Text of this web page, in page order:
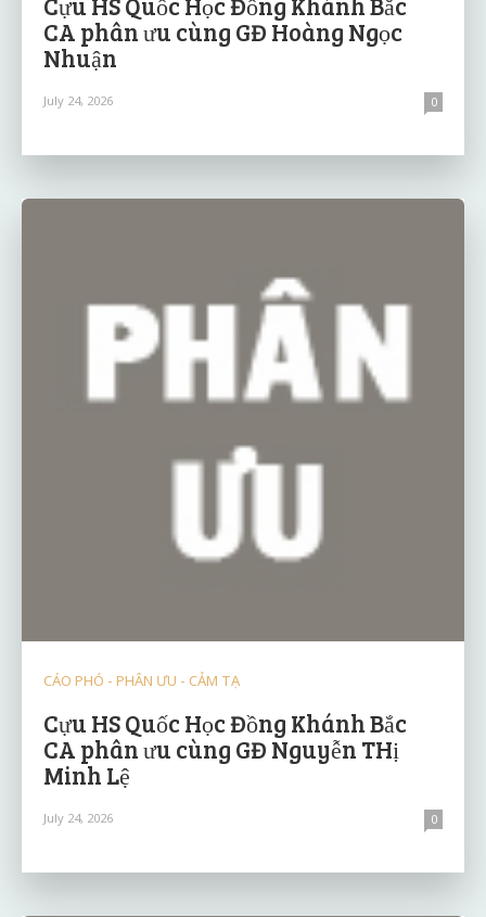
CA phân ưu cùng GĐ Hoàng Ngọc
Nhuận
July 24, 2026 0
CÁO PHÓ - PHÂN ƯU - CẢM TẠ
Cựu HS Quốc Học Đồng Khánh Bắc
CA phân ưu cùng GĐ Nguyễn THị
Minh Lệ
July 24, 2026 0